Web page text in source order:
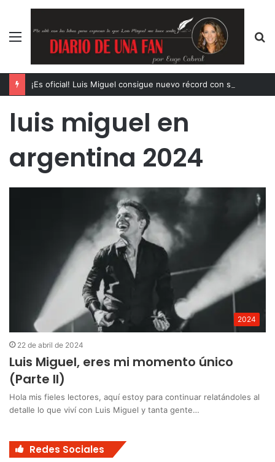
Menú
luis miguel en
argentina 2024
2024
22 de abril de 2024
Luis Miguel, eres mi momento único
(Parte II)
Hola mis fieles lectores, aquí estoy para continuar relatándoles al
detalle lo que viví con Luis Miguel y tanta gente…
Redes Sociales